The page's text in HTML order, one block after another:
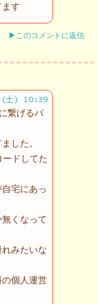
す
▶このコメントに返信
土) 10:39
繋げるパ
した。
ドしてた
宅にあっ
くなって
みたいな
個人運営